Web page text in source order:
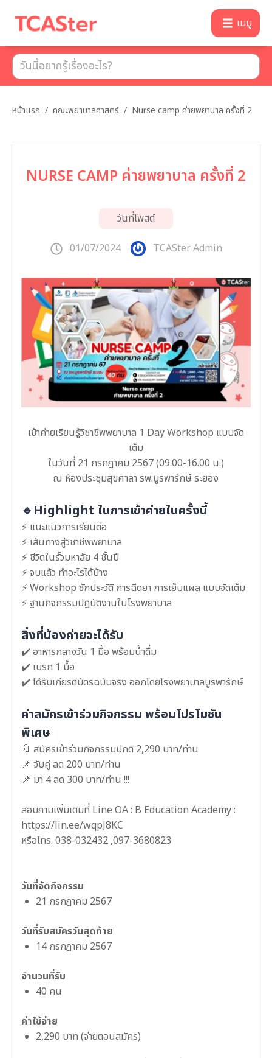
เมนู
หน้าแรก / คณะพยาบาลศาสตร์ / Nurse camp ค่ายพยาบาล ครั้งที่ 2
NURSE CAMP ค่ายพยาบาล ครั้งที่ 2
วันที่โพสต์
01/07/2024 TCASter Admin
เข้าค่ายเรียนรู้วิชาชีพพยาบาล 1 Day Workshop แบบจัด
เต็ม
ในวันที่ 21 กรกฎาคม 2567 (09.00-16.00 น.)
ณ ห้องประชุมสุขศาลา รพ.บูรพารักษ์ ระยอง
🔹Highlight ในการเข้าค่ายในครั้งนี้
⚡ แนะแนวการเรียนต่อ
⚡ เส้นทางสู่วิชาชีพพยาบาล
⚡ ชีวิตในรั้วมหาลัย 4 ชั้นปี
⚡ จบแล้ว ทำอะไรได้บ้าง
⚡ Workshop ซักประวัติ การฉีดยา การเย็บแผล แบบจัดเต็ม
⚡ ฐานกิจกรรมปฏิบัติงานในโรงพยาบาล
สิ่งที่น้องค่ายจะได้รับ
✔️ อาหารกลางวัน 1 มื้อ พร้อมน้ำดื่ม
✔️ เบรก 1 มื้อ
✔️ ได้รับเกียรติบัตรฉบับจริง ออกโดยโรงพยาบาลบูรพารักษ์
ค่าสมัครเข้าร่วมกิจกรรม พร้อมโปรโมชัน
พิเศษ
🔖 สมัครเข้าร่วมกิจกรรมปกติ 2,290 บาท/ท่าน
📌 จับคู่ ลด 200 บาท/ท่าน
📌 มา 4 ลด 300 บาท/ท่าน !!!
สอบถามเพิ่มเติมที่ Line OA : B Education Academy :
https://lin.ee/wqpJ8KC
หรือโทร. 038-032432 ,097-3680823
วันที่จัดกิจกรรม
21 กรกฎาคม 2567
วันที่รับสมัครวันสุดท้าย
14 กรกฎาคม 2567
จำนวนที่รับ
40 คน
ค่าใช้จ่าย
2,290 บาท (จ่ายตอนสมัคร)